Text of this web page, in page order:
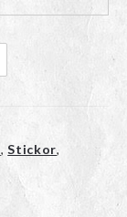
,Stickor,